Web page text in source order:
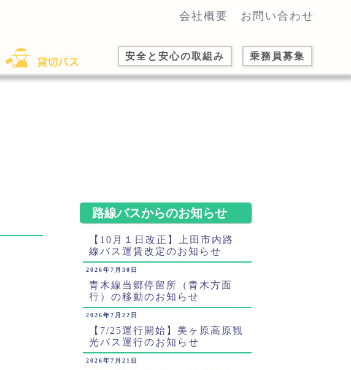
会社概要 お問い合わせ
安全と安心の取組み 乗務員募集
路線バスからのお知らせ
【10月１日改正】上田市内路
線バス運賃改定のお知らせ
2026年7月30日
青木線当郷停留所（青木方面
行）の移動のお知らせ
2026年7月22日
【7/25運行開始】美ヶ原高原観
光バス運行のお知らせ
2026年7月21日